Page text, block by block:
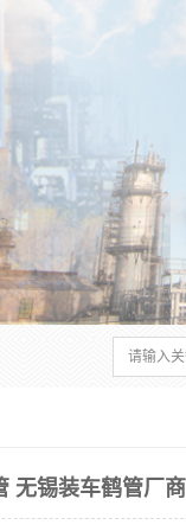
无锡装车鹤管厂商